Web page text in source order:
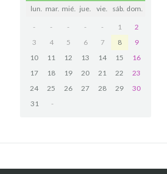
lun. mar. mié. jue. vie. sáb. dom.
- - - - - 1
2
3
4 5 6 7 8
9
10
11 12 13 14 15
16
17
18 19 20 21 22
23
24
25 26 27 28 29
30
31
-